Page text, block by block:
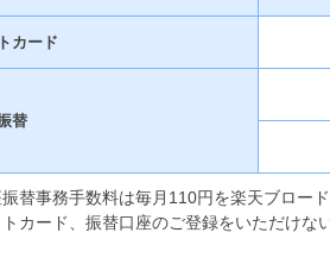
カード
替
替事務手数料は毎月110円を楽天ブロー
カード、振替口座のご登録をいただけな